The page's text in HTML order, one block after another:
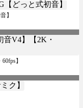
】
】